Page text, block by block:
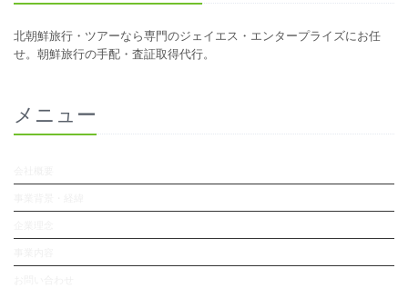
北朝鮮旅行・ツアーなら専門のジェイエス・エンタープライズにお任
せ。朝鮮旅行の手配・査証取得代行。
メニュー